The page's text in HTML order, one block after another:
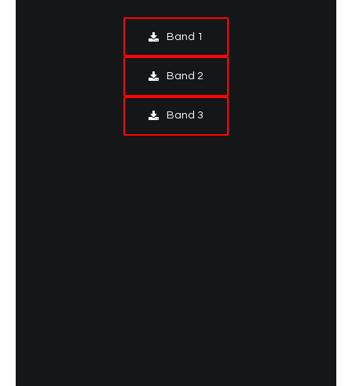
Band 1
Band 2
Band 3